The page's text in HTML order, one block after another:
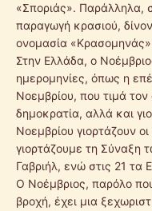
«Σποριάς». Παράλληλα,
παραγωγή κρασιού,
ονομασία
Στην Ελλάδα, ο
ημερομηνίες, όπως η
Νοεμβρίου, που τιμά
δημοκρατία, αλλά και
Νοεμβρίου γιορτάζουν οι
γιορτάζουμε τη Σύναξη
Γαβριήλ, ενώ στις 21 τα
Ο Νοέμβριος, παρόλο
βροχή, έχει μια